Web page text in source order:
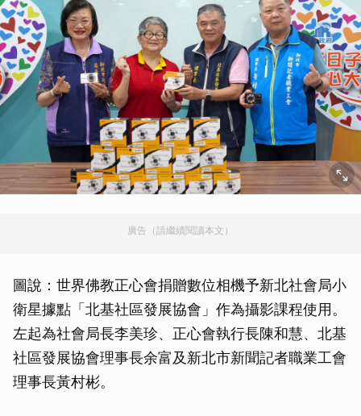
廣告（請繼續閱讀本文）
圖說：世界佛教正心會捐贈數位相機予新北社會局小
衛星據點「北基社區發展協會」作為攝影課程使用。
左起為社會局長李美珍、正心會執行長陳和慧、北基
社區發展協會理事長余富及新北市新聞記者職業工會
理事長黃村彬。